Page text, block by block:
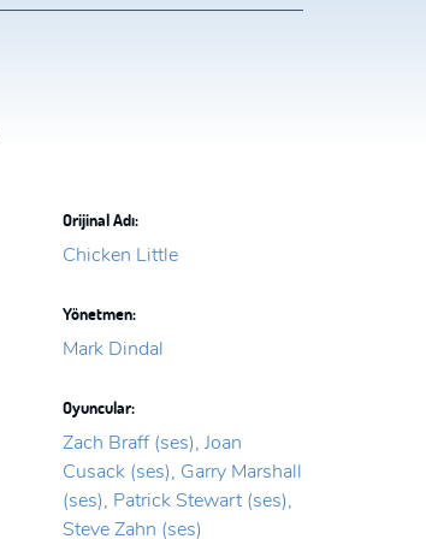
Orijinal Adı:
Chicken Little
Yönetmen:
Mark Dindal
Oyuncular:
Zach Braff (ses), Joan
Cusack (ses), Garry Marshall
(ses), Patrick Stewart (ses),
Steve Zahn (ses)